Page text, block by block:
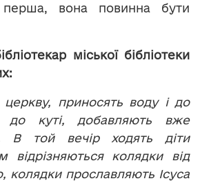
вона повинна бути
міської бібліотеки
приносять воду і до
до куті, добавляють вже
В той вечір ходять діти
відрізняються колядки від
колядки прославляють Ісуса